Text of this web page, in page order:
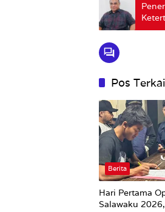
Pos
Berita
Hari Pertama
Salawaku